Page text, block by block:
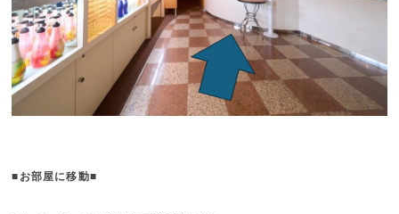
■お部屋に移動■